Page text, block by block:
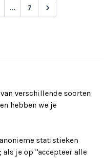
... 7
verschillende soorten
hebben we je
statistieken
je op "accepteer alle